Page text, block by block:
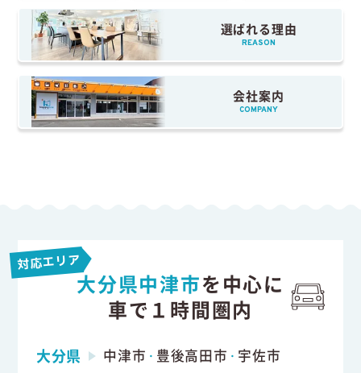
選ばれる理由
REASON
会社案内
COMPANY
対応エリア
大分県中津市を中心に
車で１時間圏内
大分県 中津市 ・ 豊後高田市 ・ 宇佐市